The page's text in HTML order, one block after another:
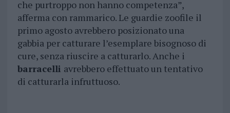
che purtroppo non hanno competenza”,
afferma con rammarico. Le guardie zoofile il
primo agosto avrebbero posizionato una
gabbia per catturare l’esemplare bisognoso di
cure, senza riuscire a catturarlo. Anche i
barracelli avrebbero effettuato un tentativo
di catturarla infruttuoso.